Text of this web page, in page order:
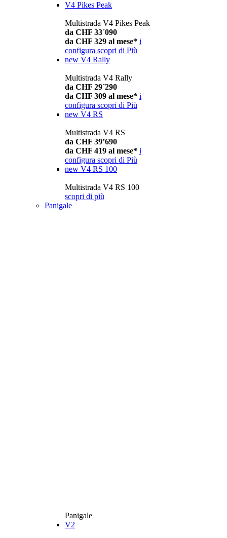
V4 Pikes Peak
Multistrada V4 Pikes Peak
da CHF 33´090
da CHF 329 al mese* i
configura scopri di Più
new V4 Rally
Multistrada V4 Rally
da CHF 29´290
da CHF 309 al mese* i
configura scopri di Più
new V4 RS
Multistrada V4 RS
da CHF 39’690
da CHF 419 al mese* i
configura scopri di Più
new V4 RS 100
Multistrada V4 RS 100
scopri di più
Panigale
Panigale
V2